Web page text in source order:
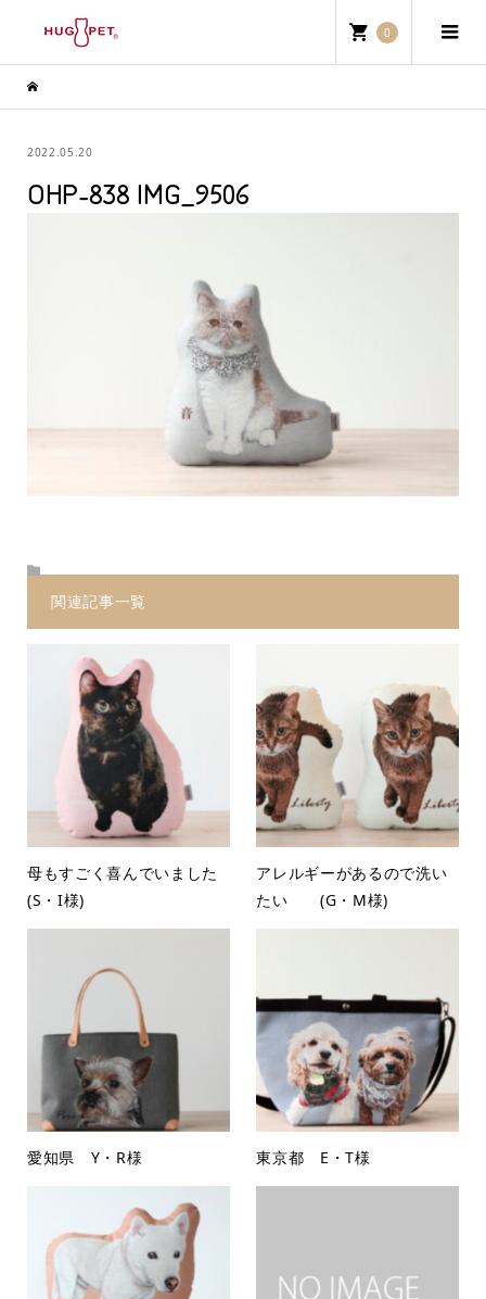
0
2022.05.20
OHP-838 IMG_9506
関連記事一覧
母もすごく喜んでいました
(S・I様)
アレルギーがあるので洗い
たい (G・M様)
愛知県 Y・R様 東京都 E・T様